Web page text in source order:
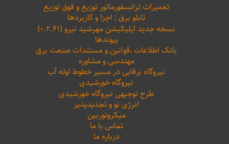
تعمیرات ترانسفورماتور توزیع و فوق توزیع
تابلو برق ; اجزا و کاربردها
نسخه جدید اپلیکیشن مهرشید نیرو (۰.۲.۶۱)
پیوندها
بانک اطلاعات ،‌قوانین و مستندات صنعت برق
مهندسی و مشاوره
نیروگاه برقابی در مسیر خطوط لوله آب
نیروگاه خورشیدی
طرح توجیهی نیروگاه خورشیدی
انرژی نو و تجدیدپذیر
میکروتوربین
تماس با ما
درباره ما